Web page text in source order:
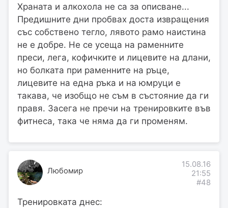
Храната и алкохола не са за описване...
Предишните дни пробвах доста извращения
със собствено тегло, лявото рамо наистина
не е добре. Не се усеща на раменните
преси, лега, кофичките и лицевите на длани,
но болката при раменните на ръце,
лицевите на една ръка и на юмруци е
такава, че изобщо не съм в състояние да ги
правя. Засега не пречи на тренировките във
фитнеса, така че няма да ги променям.
Любомир
15.08.16
21:55
#48
Тренировката днес: